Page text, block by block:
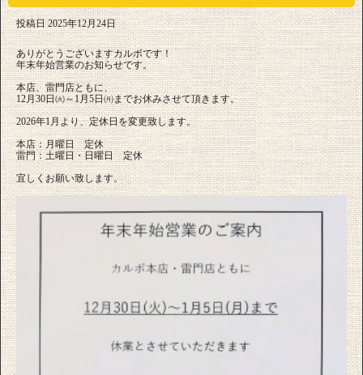
投稿日 2025年12月24日
ありがとうございますカルボです！
年末年始営業のお知らせです。
本店、雷門店ともに、
12月30日㈫～1月5日㈪までお休みさせて頂きます。
2026年1月より、定休日を変更致します。
本店：月曜日 定休
雷門：土曜日・日曜日 定休
宜しくお願い致します。